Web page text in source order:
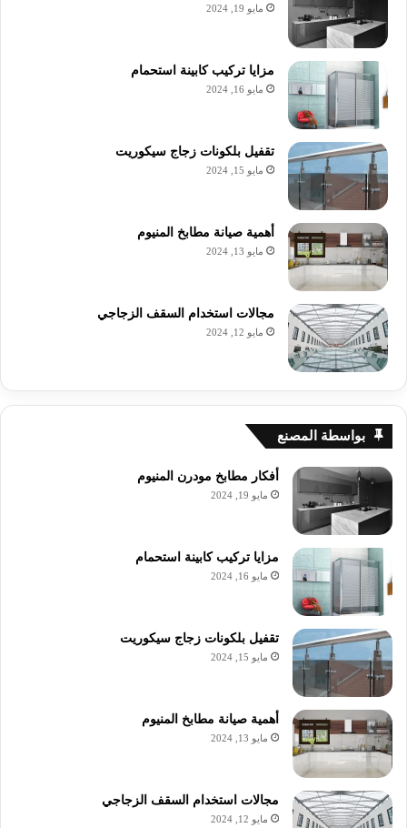
مايو 19, 2024
مزايا تركيب كابينة استحمام
مايو 16, 2024
تقفيل بلكونات زجاج سيكوريت
مايو 15, 2024
أهمية صيانة مطابخ المنيوم
مايو 13, 2024
مجالات استخدام السقف الزجاجي
مايو 12, 2024
بواسطة المصنع
أفكار مطابخ مودرن المنيوم
مايو 19, 2024
مزايا تركيب كابينة استحمام
مايو 16, 2024
تقفيل بلكونات زجاج سيكوريت
مايو 15, 2024
أهمية صيانة مطابخ المنيوم
مايو 13, 2024
مجالات استخدام السقف الزجاجي
مايو 12, 2024